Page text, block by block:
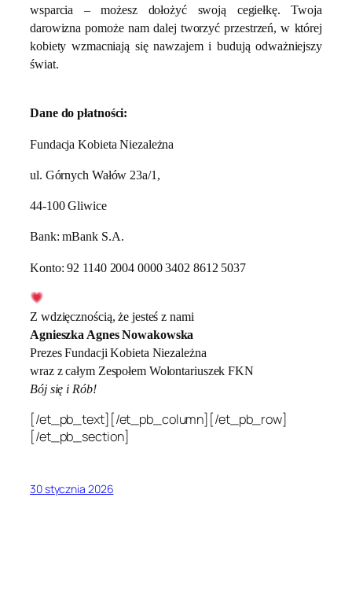
wsparcia – możesz dołożyć swoją cegiełkę. Twoja
darowizna pomoże nam dalej tworzyć przestrzeń, w której
kobiety wzmacniają się nawzajem i budują odważniejszy
świat.
Dane do płatności:
Fundacja Kobieta Niezależna
ul. Górnych Wałów 23a/1,
44-100 Gliwice
Bank: mBank S.A.
Konto: 92 1140 2004 0000 3402 8612 5037
Z wdzięcznością, że jesteś z nami
Agnieszka Agnes Nowakowska
Prezes Fundacji Kobieta Niezależna
wraz z całym Zespołem Wolontariuszek FKN
Bój się i Rób!
[/et_pb_text][/et_pb_column][/et_pb_row]
[/et_pb_section]
30 stycznia 2026